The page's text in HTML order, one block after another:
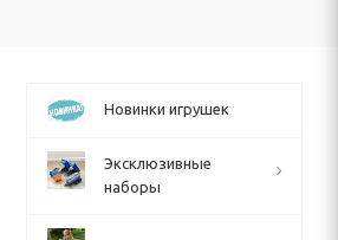
Новинки игрушек
Эксклюзивные
наборы